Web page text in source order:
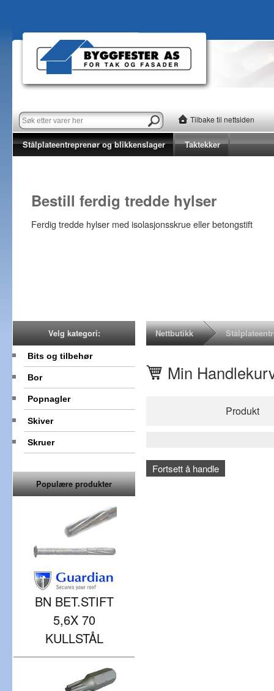
Tilbake til nettsiden
Stålplateentreprenør og blikkenslager Taktekker
Bestill ferdig tredde hylser
Ferdig tredde hylser med isolasjonsskrue eller betongstift
Velg kategori:
Bits og tilbehør
Bor
Popnagler
Skiver
Skruer
Populære produkter
BN BET.STIFT
5,6X 70
KULLSTÅL
Nettbutikk
Min
Produkt
Fortsett å handle